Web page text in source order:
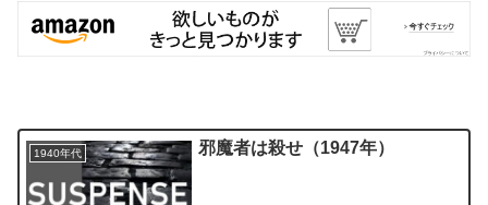
1940年代 邪魔者は殺せ（1947年）